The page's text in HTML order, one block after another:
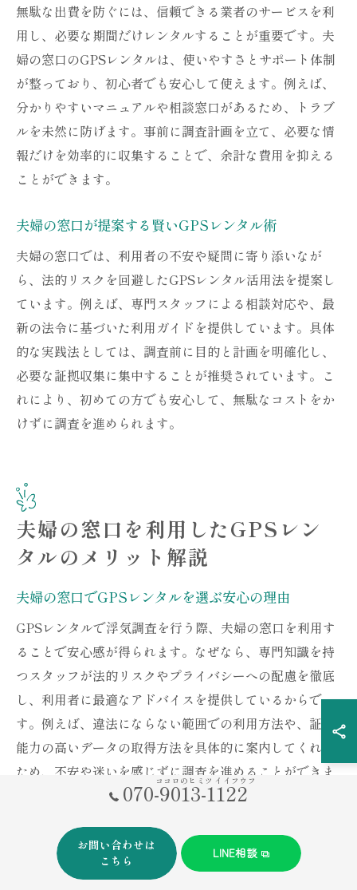
無駄な出費を防ぐには、信頼できる業者のサービスを利
用し、必要な期間だけレンタルすることが重要です。夫
婦の窓口のGPSレンタルは、使いやすさとサポート体制
が整っており、初心者でも安心して使えます。例えば、
分かりやすいマニュアルや相談窓口があるため、トラブ
ルを未然に防げます。事前に調査計画を立て、必要な情
報だけを効率的に収集することで、余計な費用を抑える
ことができます。
夫婦の窓口が提案する賢いGPSレンタル術
夫婦の窓口では、利用者の不安や疑問に寄り添いなが
ら、法的リスクを回避したGPSレンタル活用法を提案し
ています。例えば、専門スタッフによる相談対応や、最
新の法令に基づいた利用ガイドを提供しています。具体
的な実践法としては、調査前に目的と計画を明確化し、
必要な証拠収集に集中することが推奨されています。こ
れにより、初めての方でも安心して、無駄なコストをか
けずに調査を進められます。
夫婦の窓口を利用したGPSレン
タルのメリット解説
夫婦の窓口でGPSレンタルを選ぶ安心の理由
GPSレンタルで浮気調査を行う際、夫婦の窓口を利用す
ることで安心感が得られます。なぜなら、専門知識を持
つスタッフが法的リスクやプライバシーへの配慮を徹底
し、利用者に最適なアドバイスを提供しているからで
す。例えば、違法にならない範囲での利用方法や、証拠
能力の高いデータの取得方法を具体的に案内してくれる
ため、不安や迷いを感じずに調査を進めることができま
す。結果として、夫婦の窓口を選ぶことで、リスクを最
070-9013-1122
ココロのヒミツ イイフウフ
お問い合わせは
こちら
LINE相談